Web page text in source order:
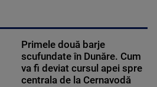
Primele două barje
scufundate în Dunăre. Cum
va fi deviat cursul apei spre
centrala de la Cernavodă